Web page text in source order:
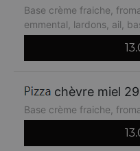
Base crème fraiche,
emmental, lardons, ail,
chèvre miel
Base crème fraiche,